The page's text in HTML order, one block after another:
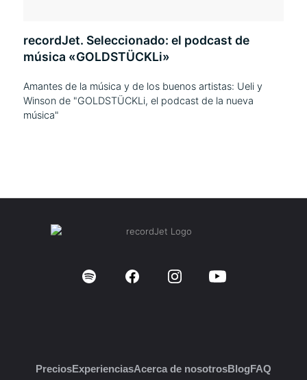
recordJet. Seleccionado: el podcast de
música «GOLDSTÜCKLi»
Amantes de la música y de los buenos artistas: Ueli y
Winson de "GOLDSTÜCKLi, el podcast de la nueva
música"
PreciosExperienciasAcerca de nosotrosBlogFAQ